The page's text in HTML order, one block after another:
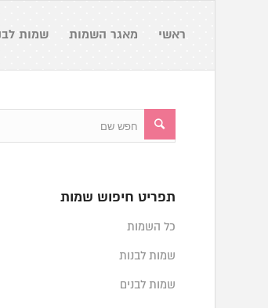
ראשי מאגר השמות שמות
תפריט חיפוש שמות
כל השמות
שמות לבנות
שמות לבנים